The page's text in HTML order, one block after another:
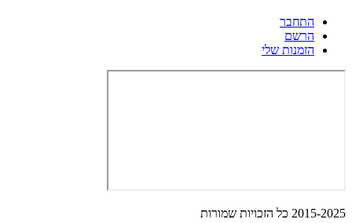
התחבר
הרשם
הזמנות שלי
2015-2025 כל הזכויות שמורות